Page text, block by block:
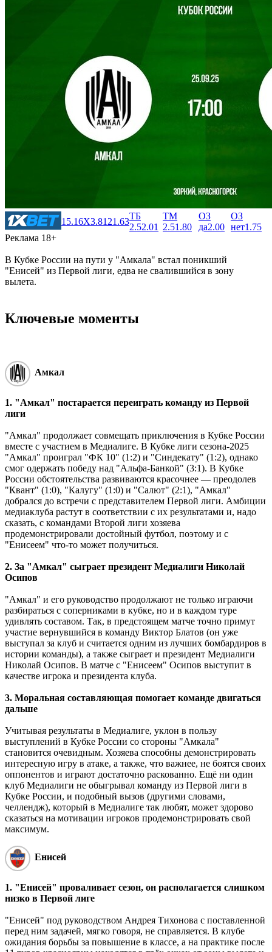
1 5.16X3.81 21.63
ТБ
2.52.01
ТМ
2.51.80
ОЗ
да2.00
ОЗ
нет1.75
Реклама 18+
В Кубке России на пути у "Амкала" встал поникший
"Енисей" из Первой лиги, едва не свалившийся в зону
вылета.
Ключевые моменты
Амкал
1. "Амкал" постарается переиграть команду из Первой
лиги
"Амкал" продолжает совмещать приключения в Кубке России
вместе с участием в Медиалиге. В Кубке лиги сезона-2025
"Амкал" проиграл "ФК 10" (1:2) и "Синдекату" (1:2), однако
смог одержать победу над "Альфа-Банкой" (3:1). В Кубке
России обстоятельства развиваются красочнее — преодолев
"Квант" (1:0), "Калугу" (1:0) и "Салют" (2:1), "Амкал"
добрался до встречи с представителем Первой лиги. Амбиции
медиаклуба растут в соответствии с их результатами и, надо
сказать, с командами Второй лиги хозяева
продемонстрировали достойный футбол, поэтому и с
"Енисеем" что-то может получиться.
2. За "Амкал" сыграет президент Медиалиги Николай
Осипов
"Амкал" и его руководство продолжают не только играючи
разбираться с соперниками в кубке, но и в каждом туре
удивлять составом. Так, в предстоящем матче точно примут
участие вернувшийся в команду Виктор Блатов (он уже
выступал за клуб и считается одним из лучших бомбардиров в
истории команды), а также сыграет и президент Медиалиги
Николай Осипов. В матче с "Енисеем" Осипов выступит в
качестве игрока и президента клуба.
3. Моральная составляющая помогает команде двигаться
дальше
Учитывая результаты в Медиалиге, уклон в пользу
выступлений в Кубке России со стороны "Амкала"
становится очевидным. Хозяева способны демонстрировать
интересную игру в атаке, а также, что важнее, не боятся своих
оппонентов и играют достаточно раскованно. Ещё ни один
клуб Медиалиги не обыгрывал команду из Первой лиги в
Кубке России, и подобный вызов (другими словами,
челлендж), который в Медиалиге так любят, может здорово
сказаться на мотивации игроков продемонстрировать свой
максимум.
Енисей
1. "Енисей" проваливает сезон, он располагается слишком
низко в Первой лиге
"Енисей" под руководством Андрея Тихонова с поставленной
перед ним задачей, мягко говоря, не справляется. В клубе
ожидания борьбы за повышение в классе, а на практике после